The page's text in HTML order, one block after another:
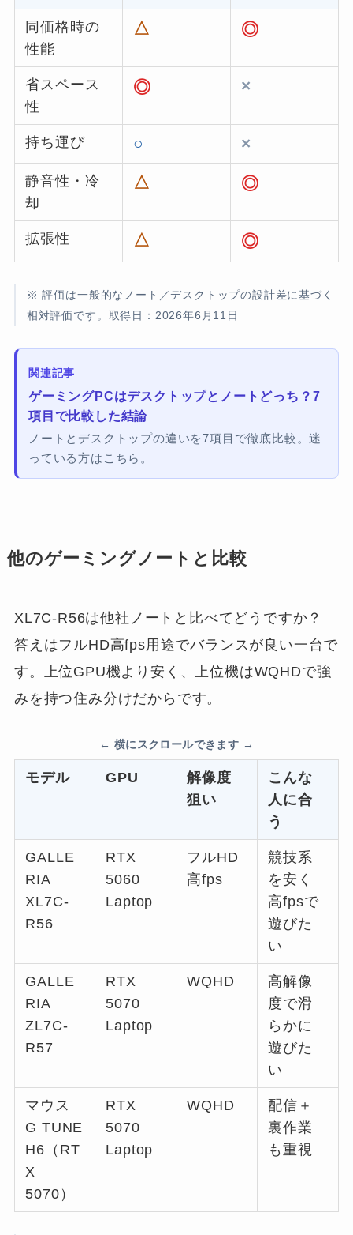
同価格時の
性能
△ ◎
省スペース
性
◎ ×
持ち運び ○ ×
静音性・冷
却
△ ◎
拡張性 △ ◎
※ 評価は一般的なノート／デスクトップの設計差に基づく
相対評価です。取得日：2026年6月11日
関連記事
ゲーミングPCはデスクトップとノートどっち？7
項目で比較した結論
ノートとデスクトップの違いを7項目で徹底比較。迷
っている方はこちら。
他のゲーミングノートと比較
XL7C-R56は他社ノートと比べてどうですか？
答えはフルHD高fps用途でバランスが良い一台で
す。上位GPU機より安く、上位機はWQHDで強
みを持つ住み分けだからです。
モデル GPU
解像度
狙い
こんな
人に合
う
GALLE
RIA
XL7C-
R56
RTX
5060
Laptop
フルHD
高fps
競技系
を安く
高fpsで
遊びた
い
GALLE
RIA
ZL7C-
R57
RTX
5070
Laptop
WQHD
高解像
度で滑
らかに
遊びた
い
マウス
G TUNE
H6（RT
X
5070）
RTX
5070
Laptop
WQHD
配信＋
裏作業
も重視